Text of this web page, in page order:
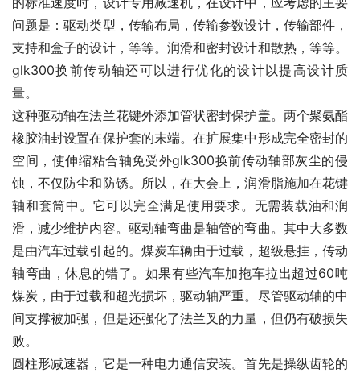
问题是：驱动类型，传输布局，传输参数设计，传输部件，
支持和盒子的设计，等等。润滑和密封设计和散热，等等。
glk300换前传动轴还可以进行优化的设计以提高设计质
量。
这种驱动轴在法兰花键外添加管状密封保护盖。两个聚氨酯
橡胶油封设置在保护套的末端。在扩展集中形成完全密封的
空间，使伸缩粘合轴免受外glk300换前传动轴部灰尘的侵
蚀，不仅防尘和防锈。所以，在大会上，润滑脂施加在花键
轴和套筒中。它可以完全满足使用要求。无需装载油和润
滑，减少维护内容。驱动轴弯曲是轴管的弯曲。其中大多数
是由汽车过载引起的。煤炭车辆由于过载，超级悬挂，传动
轴弯曲，休息的错了。如果有些汽车加拖车拉出超过60吨
煤炭，由于过载和超光损坏，驱动轴严重。尽管驱动轴的中
间支撑被加强，但是还强化了法兰叉的力量，但仍有破损失
败。
圆柱形减速器，它是一种电力通信安装。首先是操纵齿轮的